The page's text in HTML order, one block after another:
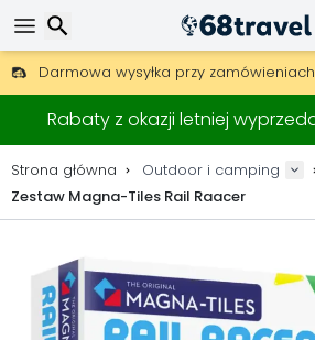
Darmowa wysyłka przy zamówieniach
30 dni na zwrot, 90 dni na drewniane
Najlepsze ceny na sprzęt
Rabaty z okazji letniej
Strona główna Outdoor i camping
Zestaw Magna-Tiles Rail Raacer
Wyszukaj